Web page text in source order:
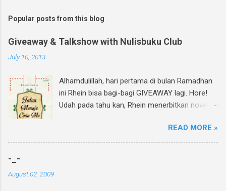
Popular posts from this blog
Giveaway & Talkshow with Nulisbuku Club
July 10, 2013
Alhamdulillah, hari pertama di bulan Ramadhan
ini Rhein bisa bagi-bagi GIVEAWAY lagi. Hore!
Udah pada tahu kan, Rhein menerbitkan novel
beredar di toko buku, termasuk di beberapa
toko buku online. Bagi yang mau tahu behind
READ MORE »
-_-
August 02, 2009